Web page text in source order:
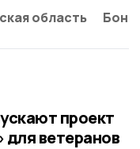
область
проект
ветеранов